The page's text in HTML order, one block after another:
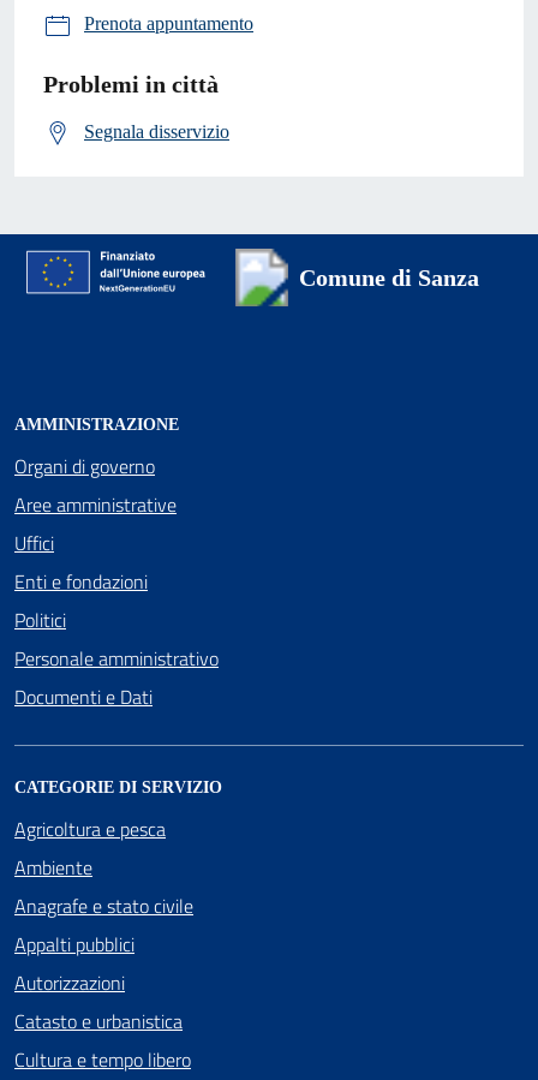
Prenota appuntamento
Problemi in città
Segnala disservizio
Comune di Sanza
AMMINISTRAZIONE
Organi di governo
Aree amministrative
Uffici
Enti e fondazioni
Politici
Personale amministrativo
Documenti e Dati
CATEGORIE DI SERVIZIO
Agricoltura e pesca
Ambiente
Anagrafe e stato civile
Appalti pubblici
Autorizzazioni
Catasto e urbanistica
Cultura e tempo libero